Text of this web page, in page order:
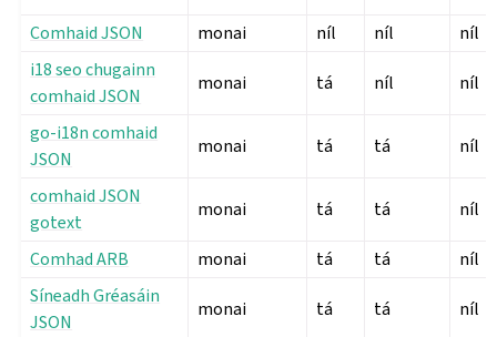
Comhaid JSON monai níl níl
níl
i18 seo chugainn
comhaid JSON
monai tá níl níl
go-i18n comhaid
JSON
monai tá tá níl
comhaid JSON
gotext
monai tá tá níl
Comhad ARB monai tá tá
níl
Síneadh Gréasáin
JSON
monai tá tá níl